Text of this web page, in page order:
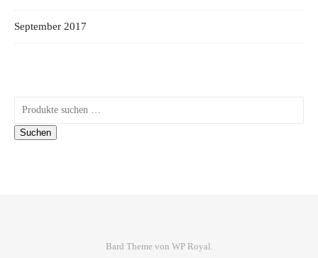
September 2017
Suchen nach:
Suchen
Bard Theme von WP Royal.